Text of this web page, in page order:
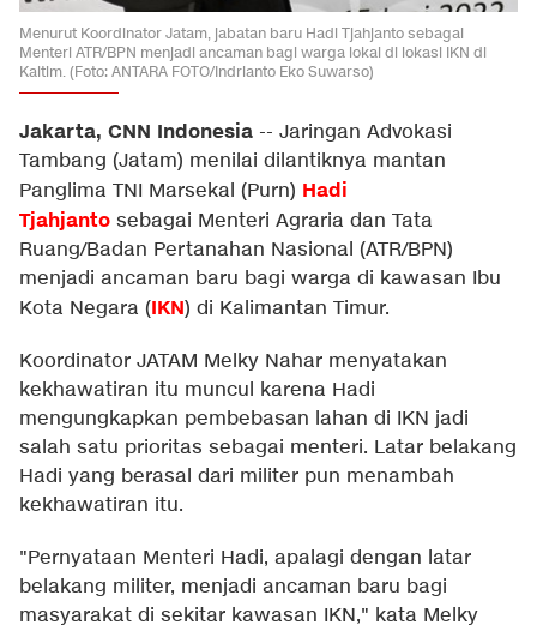
Menurut Koordinator Jatam, jabatan baru Hadi Tjahjanto sebagai
Menteri ATR/BPN menjadi ancaman bagi warga lokal di lokasi IKN di
Kaltim. (Foto: ANTARA FOTO/Indrianto Eko Suwarso)
Jakarta, CNN Indonesia -- Jaringan Advokasi
Tambang (Jatam) menilai dilantiknya mantan
Panglima TNI Marsekal (Purn) Hadi
Tjahjanto sebagai Menteri Agraria dan Tata
Ruang/Badan Pertanahan Nasional (ATR/BPN)
menjadi ancaman baru bagi warga di kawasan Ibu
Kota Negara (IKN) di Kalimantan Timur.
Koordinator JATAM Melky Nahar menyatakan
kekhawatiran itu muncul karena Hadi
mengungkapkan pembebasan lahan di IKN jadi
salah satu prioritas sebagai menteri. Latar belakang
Hadi yang berasal dari militer pun menambah
kekhawatiran itu.
"Pernyataan Menteri Hadi, apalagi dengan latar
belakang militer, menjadi ancaman baru bagi
masyarakat di sekitar kawasan IKN," kata Melky